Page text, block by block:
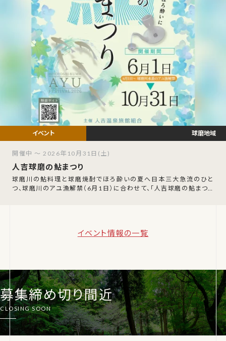
人吉球磨の鮎まつり
球磨川の鮎料理と球磨焼酎でほろ酔いの夏へ日本三大急流のひと
つ、球磨川のアユ漁解禁（6月1日）に合わせて、「人吉球磨の鮎まつり
球磨地域
開催中 ～ 2026年10月31日(土)
イベント情報の一覧
募集締め切り間近